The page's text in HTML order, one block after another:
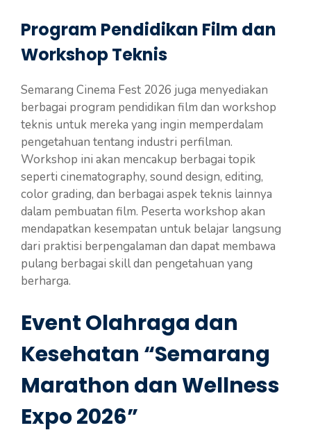
Program Pendidikan Film dan
Workshop Teknis
Semarang Cinema Fest 2026 juga menyediakan
berbagai program pendidikan film dan workshop
teknis untuk mereka yang ingin memperdalam
pengetahuan tentang industri perfilman.
Workshop ini akan mencakup berbagai topik
seperti cinematography, sound design, editing,
color grading, dan berbagai aspek teknis lainnya
dalam pembuatan film. Peserta workshop akan
mendapatkan kesempatan untuk belajar langsung
dari praktisi berpengalaman dan dapat membawa
pulang berbagai skill dan pengetahuan yang
berharga.
Event Olahraga dan
Kesehatan “Semarang
Marathon dan Wellness
Expo 2026”